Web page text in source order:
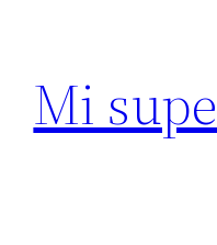
contenido
Mi